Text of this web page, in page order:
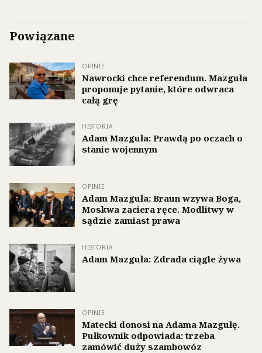
Powiązane
OPINIE
Nawrocki chce referendum. Mazguła
proponuje pytanie, które odwraca
całą grę
HISTORIA
Adam Mazguła: Prawdą po oczach o
stanie wojennym
OPINIE
Adam Mazguła: Braun wzywa Boga,
Moskwa zaciera ręce. Modlitwy w
sądzie zamiast prawa
HISTORIA
Adam Mazguła: Zdrada ciągle żywa
OPINIE
Matecki donosi na Adama Mazgułę.
Pułkownik odpowiada: trzeba
zamówić duży szambowóz